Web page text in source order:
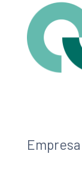
Empresa